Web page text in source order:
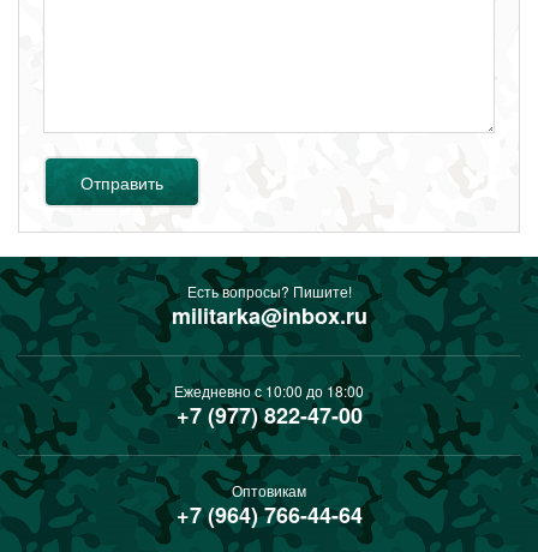
Отправить
Есть вопросы? Пишите!
militarka@inbox.ru
Ежедневно с 10:00 до 18:00
+7 (977) 822-47-00
Оптовикам
+7 (964) 766-44-64